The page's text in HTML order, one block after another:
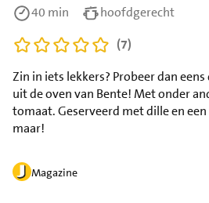
Magazine
Zin in iets lekkers? Probeer dan
uit de oven van Bente! Met onder
tomaat. Geserveerd met dille en
maar!
40 min
hoofdgerecht
(7)